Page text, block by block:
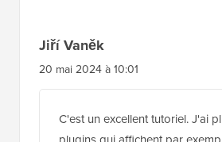
Jiří Vaněk
20 mai 2024 à 10:01
C'est un excellent tutoriel. J'ai